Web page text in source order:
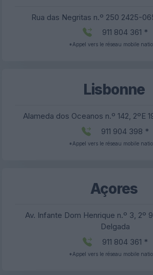
Rua das Negritas n.º 250 2425-
911 804 361 *
*Appel vers le réseau mobile
Lisbonne
Alameda dos Oceanos n.º 142, 2ºE
911 904 398 *
*Appel vers le réseau mobile
Açores
Av. Infante Dom Henrique n.º 3, 2º
Delgada
911 804 361 *
*Appel vers le réseau mobile